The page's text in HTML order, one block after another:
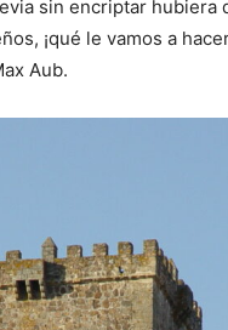
sin encriptar hubiera
¡qué le vamos a
Aub.